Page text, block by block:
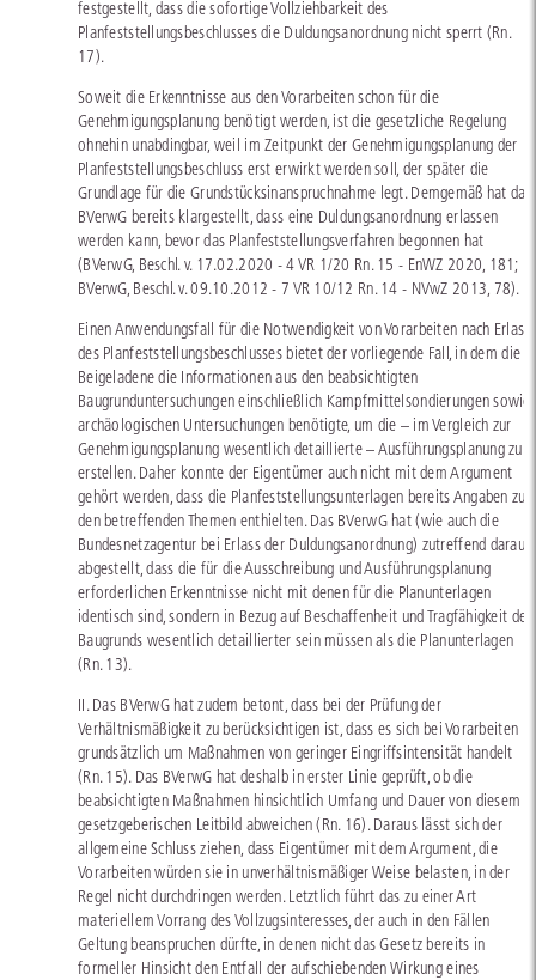
festgestellt, dass die sofortige Vollziehbarkeit des
Planfeststellungsbeschlusses die Duldungsanordnung nicht sperrt (Rn.
17).
Soweit die Erkenntnisse aus den Vorarbeiten schon für die
Genehmigungsplanung benötigt werden, ist die gesetzliche Regelung
ohnehin unabdingbar, weil im Zeitpunkt der Genehmigungsplanung der
Planfeststellungsbeschluss erst erwirkt werden soll, der später die
Grundlage für die Grundstücksinanspruchnahme legt. Demgemäß hat das
BVerwG bereits klargestellt, dass eine Duldungsanordnung erlassen
werden kann, bevor das Planfeststellungsverfahren begonnen hat
(BVerwG, Beschl. v. 17.02.2020 - 4 VR 1/20 Rn. 15 - EnWZ 2020, 181;
BVerwG, Beschl. v. 09.10.2012 - 7 VR 10/12 Rn. 14 - NVwZ 2013, 78).
Einen Anwendungsfall für die Notwendigkeit von Vorarbeiten nach Erlass
des Planfeststellungsbeschlusses bietet der vorliegende Fall, in dem die
Beigeladene die Informationen aus den beabsichtigten
Baugrunduntersuchungen einschließlich Kampfmittelsondierungen sowie
archäologischen Untersuchungen benötigte, um die – im Vergleich zur
Genehmigungsplanung wesentlich detaillierte – Ausführungsplanung zu
erstellen. Daher konnte der Eigentümer auch nicht mit dem Argument
gehört werden, dass die Planfeststellungsunterlagen bereits Angaben zu
den betreffenden Themen enthielten. Das BVerwG hat (wie auch die
Bundesnetzagentur bei Erlass der Duldungsanordnung) zutreffend darauf
abgestellt, dass die für die Ausschreibung und Ausführungsplanung
erforderlichen Erkenntnisse nicht mit denen für die Planunterlagen
identisch sind, sondern in Bezug auf Beschaffenheit und Tragfähigkeit des
Baugrunds wesentlich detaillierter sein müssen als die Planunterlagen
(Rn. 13).
II. Das BVerwG hat zudem betont, dass bei der Prüfung der
Verhältnismäßigkeit zu berücksichtigen ist, dass es sich bei Vorarbeiten
grundsätzlich um Maßnahmen von geringer Eingriffsintensität handelt
(Rn. 15). Das BVerwG hat deshalb in erster Linie geprüft, ob die
beabsichtigten Maßnahmen hinsichtlich Umfang und Dauer von diesem
gesetzgeberischen Leitbild abweichen (Rn. 16). Daraus lässt sich der
allgemeine Schluss ziehen, dass Eigentümer mit dem Argument, die
Vorarbeiten würden sie in unverhältnismäßiger Weise belasten, in der
Regel nicht durchdringen werden. Letztlich führt das zu einer Art
materiellem Vorrang des Vollzugsinteresses, der auch in den Fällen
Geltung beanspruchen dürfte, in denen nicht das Gesetz bereits in
formeller Hinsicht den Entfall der aufschiebenden Wirkung eines